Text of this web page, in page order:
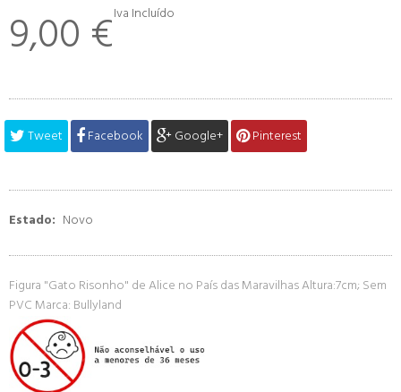
9,00 €Iva Incluído
Tweet Facebook Google+ Pinterest
Estado: Novo
Figura "Gato Risonho" de Alice no País das Maravilhas Altura:7cm; Sem
PVC Marca: Bullyland